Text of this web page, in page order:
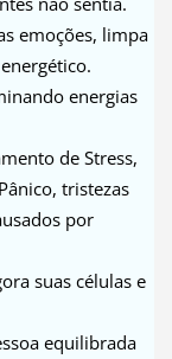
emoções, limpa
energias
de Stress,
tristezas
por
suas células e
equilibrada